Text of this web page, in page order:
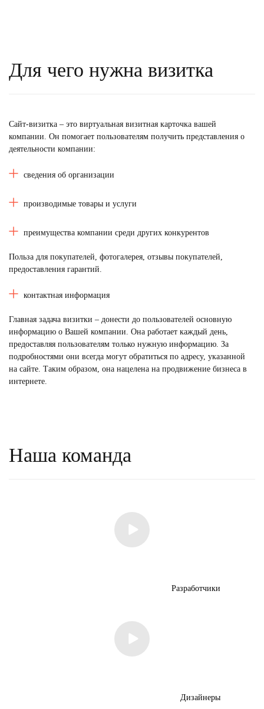
Для чего нужна визитка
Сайт-визитка – это виртуальная визитная карточка вашей
компании. Он помогает пользователям получить представления о
деятельности компании:
сведения об организации
производимые товары и услуги
преимущества компании среди других конкурентов
Польза для покупателей, фотогалерея, отзывы покупателей,
предоставления гарантий.
контактная информация
Главная задача визитки – донести до пользователей основную
информацию о Вашей компании. Она работает каждый день,
предоставляя пользователям только нужную информацию. За
подробностями они всегда могут обратиться по адресу, указанной
на сайте. Таким образом, она нацелена на продвижение бизнеса в
интернете.
Наша команда
Разработчики
Дизайнеры